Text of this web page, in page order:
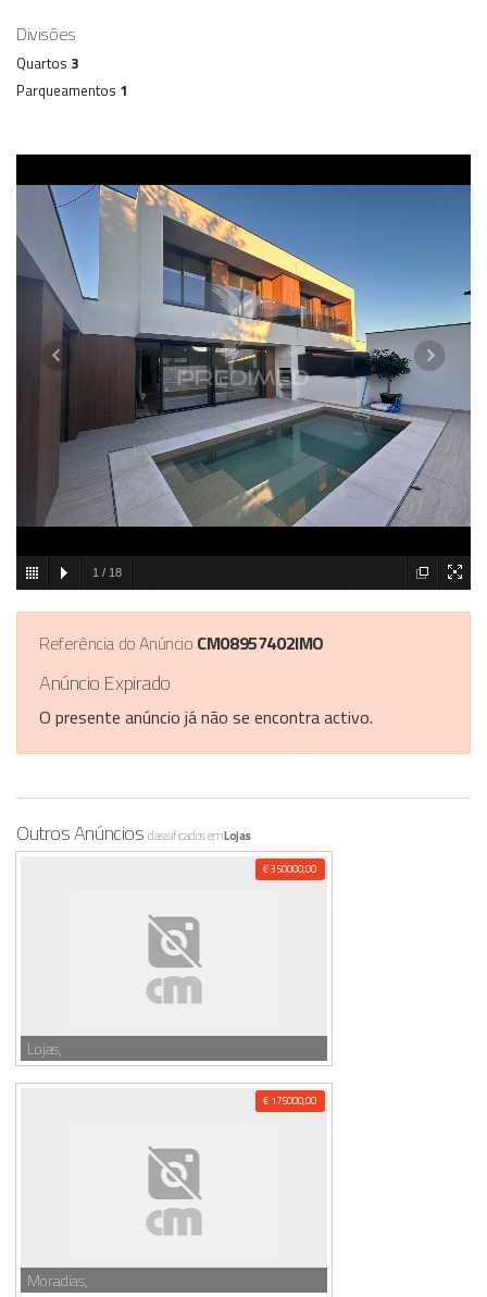
Divisões
Quartos 3
Parqueamentos 1
1 / 18
Referência do Anúncio CM08957402IMO
Anúncio Expirado
O presente anúncio já não se encontra activo.
Outros Anúncios classificados emLojas
€ 350000,00
Lojas,
€ 175000,00
Moradias,